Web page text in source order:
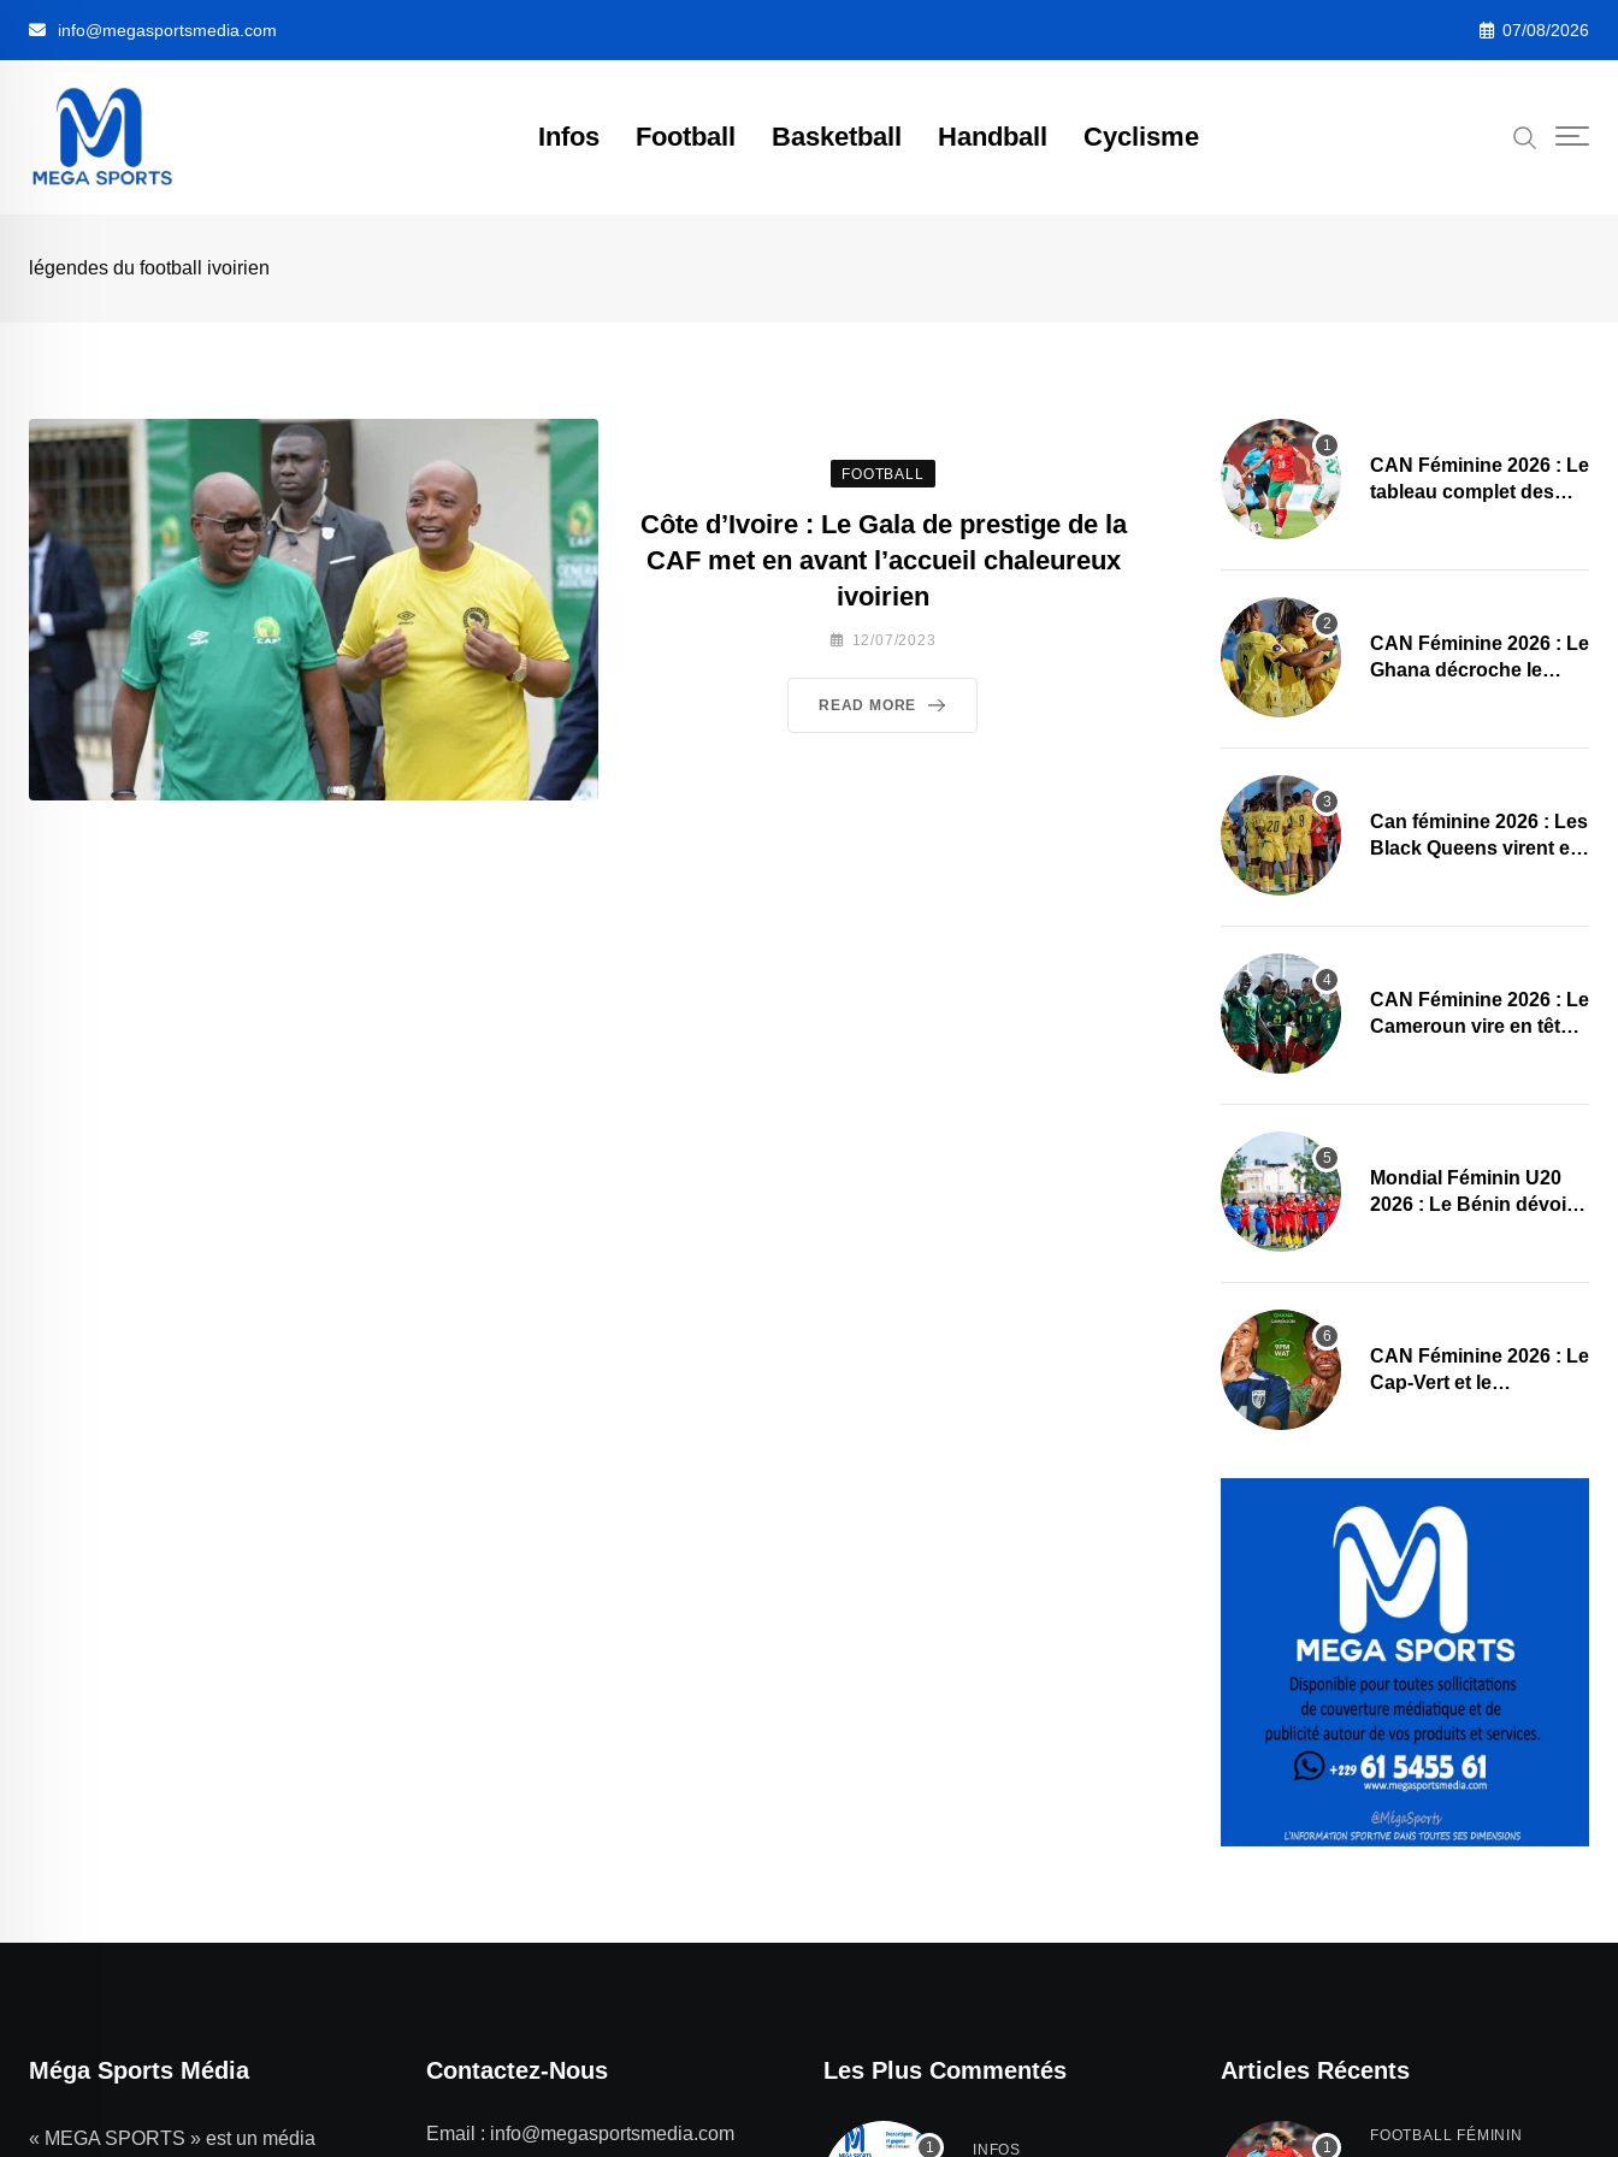
info@megasportsmedia.com 07/08/2026
Infos Football Basketball Handball Cyclisme
légendes du football ivoirien
FOOTBALL
Côte d’Ivoire : Le Gala de prestige de la
CAF met en avant l’accueil chaleureux
ivoirien
12/07/2023
READ MORE
CAN Féminine 2026 : Le
tableau complet des
CAN Féminine 2026 : Le
Ghana décroche le
bien
‎Can féminine 2026 : Les
Black Queens virent en
CAN Féminine 2026 : Le
Cameroun vire en tête
Mondial Féminin U20
2026 : Le Bénin dévoile
CAN Féminine 2026 : Le
Cap-Vert et le
Méga Sports Média
« MEGA SPORTS » est un média
Contactez-Nous
Email : info@megasportsmedia.com
Les Plus Commentés
INFOS
Articles Récents
FOOTBALL FÉMININ